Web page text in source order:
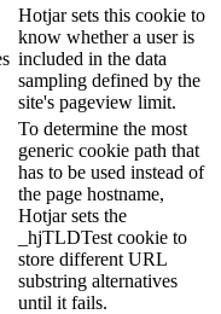
Hotjar sets this cookie to
know whether a user is
included in the data
sampling defined by the
site's pageview limit.
To determine the most
generic cookie path that
has to be used instead of
the page hostname,
Hotjar sets the
_hjTLDTest cookie to
store different URL
substring alternatives
until it fails.